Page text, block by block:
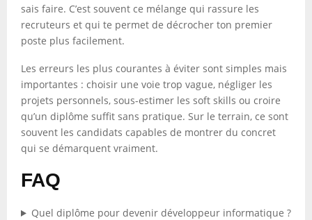
sais faire. C’est souvent ce mélange qui rassure les
recruteurs et qui te permet de décrocher ton premier
poste plus facilement.
Les erreurs les plus courantes à éviter sont simples mais
importantes : choisir une voie trop vague, négliger les
projets personnels, sous-estimer les soft skills ou croire
qu’un diplôme suffit sans pratique. Sur le terrain, ce sont
souvent les candidats capables de montrer du concret
qui se démarquent vraiment.
FAQ
Quel diplôme pour devenir développeur informatique ?